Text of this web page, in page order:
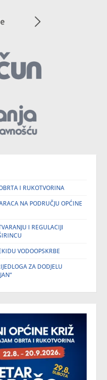
I RUKOTVORINA
NA PODRUČJU OPĆINE
I REGULACIJI
VODOOPSKRBE
ZA DODJELU